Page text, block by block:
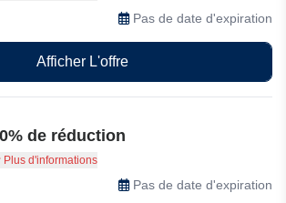
d'articles en solde chez Amber Sceats.
Pas de date d'expiration
Afficher L'offre
de réduction
vous dès maintenant et bénéficiez
réduction exclusive de 10% sur votre
achat : un petit cadeau pour vous
Plus d'informations
Pas de date d'expiration